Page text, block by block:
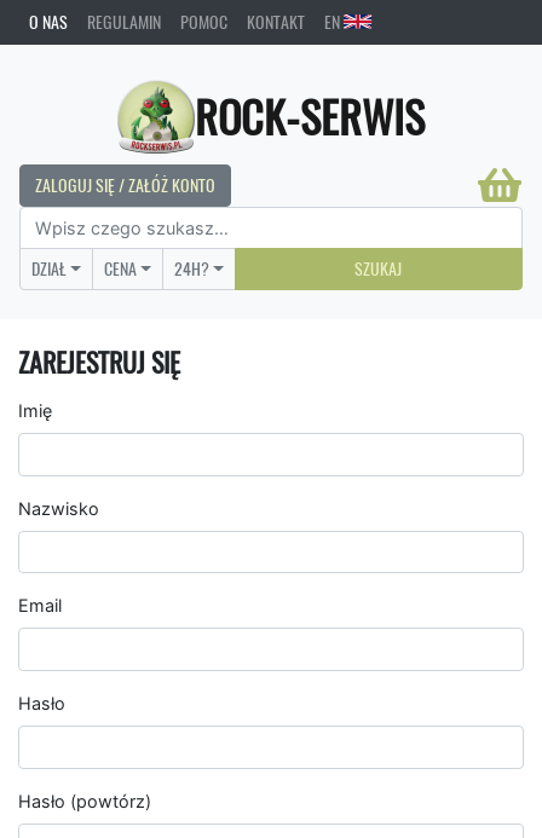
O NAS REGULAMIN POMOC KONTAKT EN
ROCK-SERWIS
ZALOGUJ SIĘ / ZAŁÓŻ KONTO
DZIAŁ CENA 24H? SZUKAJ
ZAREJESTRUJ SIĘ
Imię
Nazwisko
Email
Hasło
Hasło (powtórz)